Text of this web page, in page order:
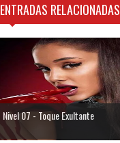
ENTRADAS RELACIONADAS
Nivel 07 - Toque Exultante